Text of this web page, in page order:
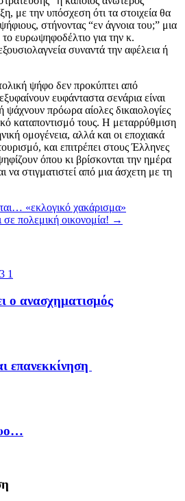
με την υπόσχεση ότι τα στοιχεία θα
στήνοντας “εν άγνοια του;” μια
ευρωψηφοδέλτιο για την κ.
συναντά την αφέλεια ή
ψήφο δεν προκύπτει από
ευφάνταστα σενάρια είναι
ψάχνουν πρόωρα αίολες δικαιολογίες
καταποντισμό τους. Η μεταρρύθμιση
ομογένεια, αλλά και οι εποχιακά
και επιτρέπει στους Έλληνες
όπου κι βρίσκονται την ημέρα
να στιγματιστεί από μια άσχετη με τη
«εκλογικό χακάρισμα»
πολεμική οικονομία! →
ο ανασχηματισμός
επανεκκίνηση